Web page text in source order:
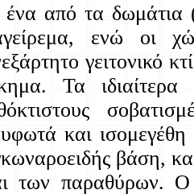
ένα από τα δωμάτια
ενώ οι
γειτονικό
Τα
και
βάση,
των παραθύρων. Ο